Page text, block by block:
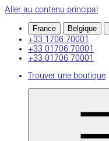
Aller au contenu principal
France Belgique
+33 1706 70001
+33 01706 70001
+33 01706 70001
Trouver une boutique